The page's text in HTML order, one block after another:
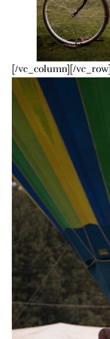
[/vc_column][/vc_row]